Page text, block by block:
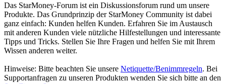
Das StarMoney-Forum ist ein Diskussionsforum rund um unsere
Produkte. Das Grundprinzip der StarMoney Community ist dabei
ganz einfach: Kunden helfen Kunden. Erfahren Sie im Austausch
mit anderen Kunden viele nützliche Hilfestellungen und interessante
Tipps und Tricks. Stellen Sie Ihre Fragen und helfen Sie mit Ihrem
Wissen anderen weiter.
Hinweise: Bitte beachten Sie unsere Netiquette/Benimmregeln. Bei
Supportanfragen zu unseren Produkten wenden Sie sich bitte an den